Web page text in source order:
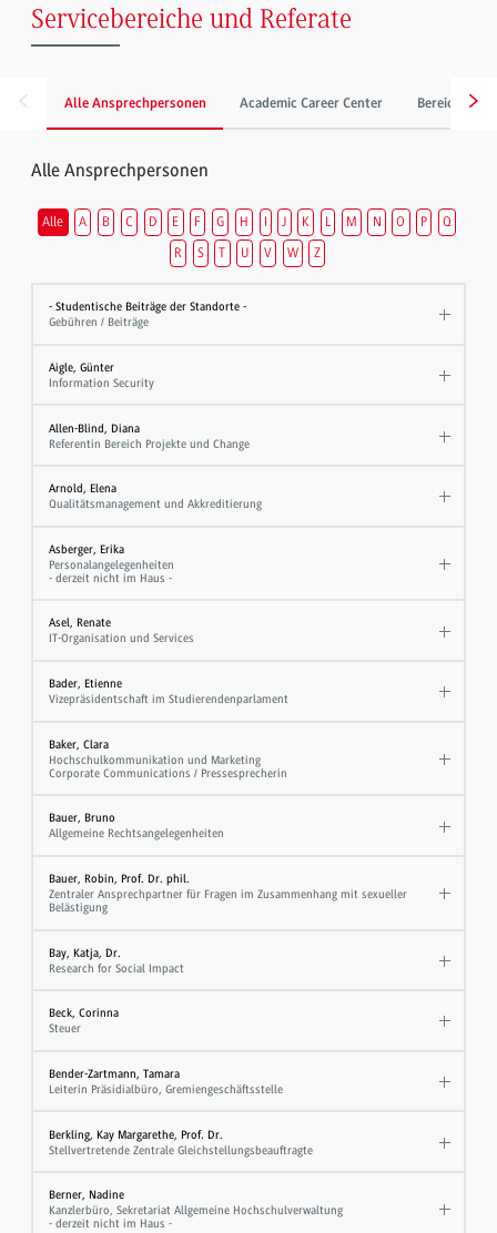
Servicebereiche und Referate
Alle Ansprechpersonen Academic Career Center Bereich
Alle Ansprechpersonen
Alle A B C D E F G H I J K L M N O P
Q
R
S T U V W Z
- Studentische Beiträge der Standorte -
Gebühren / Beiträge
Aigle, Günter
Information Security
Allen-Blind, Diana
Referentin Bereich Projekte und Change
Arnold, Elena
Qualitätsmanagement und Akkreditierung
Asberger, Erika
Personalangelegenheiten
- derzeit nicht im Haus -
Asel, Renate
IT-Organisation und Services
Bader, Etienne
Vizepräsidentschaft im Studierendenparlament
Baker, Clara
Hochschulkommunikation und Marketing
Corporate Communications / Pressesprecherin
Bauer, Bruno
Allgemeine Rechtsangelegenheiten
Bauer, Robin, Prof. Dr. phil.
Zentraler Ansprechpartner für Fragen im Zusammenhang mit sexueller
Belästigung
Bay, Katja, Dr.
Research for Social Impact
Beck, Corinna
Steuer
Bender-Zartmann, Tamara
Leiterin Präsidialbüro, Gremiengeschäftsstelle
Berkling, Kay Margarethe, Prof. Dr.
Stellvertretende Zentrale Gleichstellungsbeauftragte
Berner, Nadine
Kanzlerbüro, Sekretariat Allgemeine Hochschulverwaltung
- derzeit nicht im Haus -